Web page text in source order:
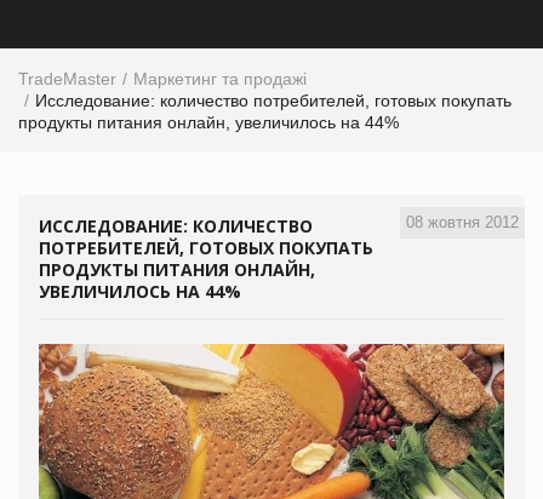
TradeMaster
Маркетинг та продажі
Исследование: количество потребителей, готовых покупать
продукты питания онлайн, увеличилось на 44%
08 жовтня 2012
ИССЛЕДОВАНИЕ: КОЛИЧЕСТВО
ПОТРЕБИТЕЛЕЙ, ГОТОВЫХ ПОКУПАТЬ
ПРОДУКТЫ ПИТАНИЯ ОНЛАЙН,
УВЕЛИЧИЛОСЬ НА 44%